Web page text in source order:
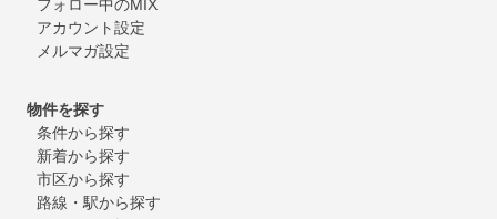
フォロー中のMIX
アカウント設定
メルマガ設定
物件を探す
条件から探す
新着から探す
市区から探す
路線・駅から探す